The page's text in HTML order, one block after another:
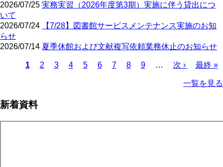
2026/07/25 実務実習（2026年度第3期）実施に伴う貸出につ
いて
2026/07/24
【7/28】図書館サービスメンテナンス実施のお知
らせ
2026/07/14 夏季休館および文献複写依頼業務休止のお知らせ
送
カ
ペ
1
ペ
2
ペ
3
ペ
4
ペ
5
ペ
6
ペ
7
ペ
8
ペ
9 …
次
次 ›
最
ペ
最終 »
一覧を見る
新着資料